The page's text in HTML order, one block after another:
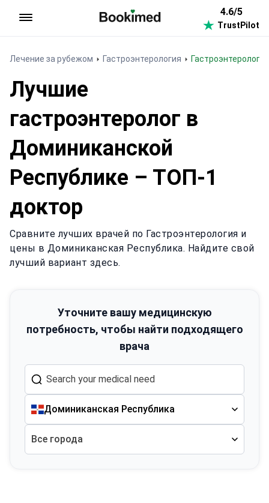
4.6/5
TrustPilot
Лечение за рубежом Гастроэнтерология
Лучшие
гастроэнтеролог в
Доминиканской
Республике – ТОП-1
доктор
Сравните лучших врачей по Гастроэнтерология и
цены в Доминиканская Республика. Найдите свой
лучший вариант здесь.
Уточните вашу медицинскую
потребность, чтобы найти подходящего
врача
Доминиканская Республика
Все города